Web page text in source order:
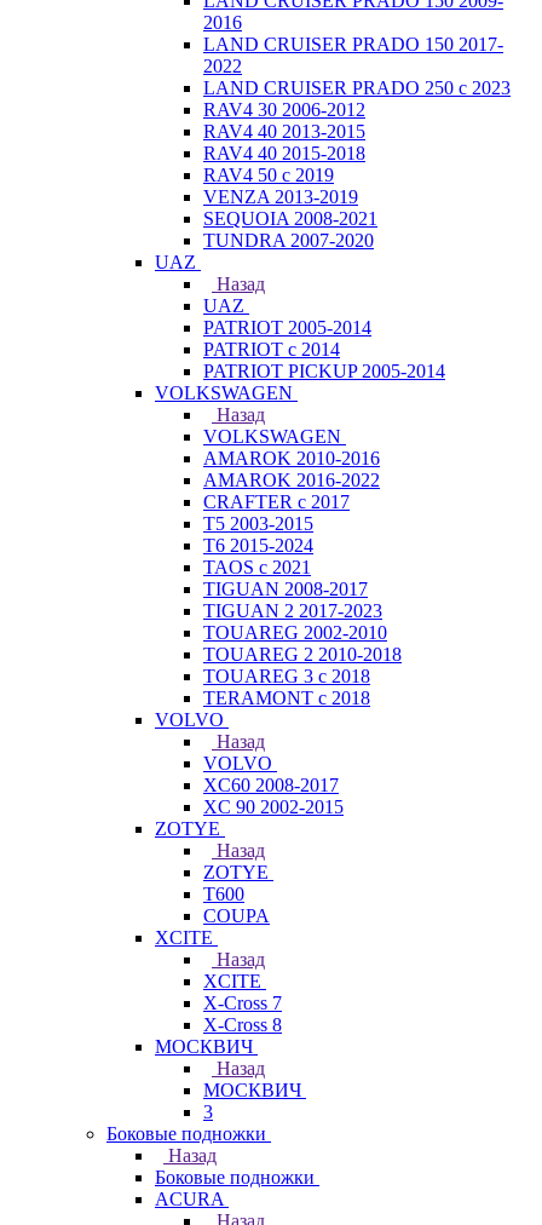
2016
LAND CRUISER PRADO 150 2017-
2022
LAND CRUISER PRADO 250 с 2023
RAV4 30 2006-2012
RAV4 40 2013-2015
RAV4 40 2015-2018
RAV4 50 с 2019
VENZA 2013-2019
SEQUOIA 2008-2021
TUNDRA 2007-2020
UAZ
Назад
UAZ
PATRIOT 2005-2014
PATRIOT с 2014
PATRIOT PICKUP 2005-2014
VOLKSWAGEN
Назад
VOLKSWAGEN
AMAROK 2010-2016
AMAROK 2016-2022
CRAFTER с 2017
T5 2003-2015
T6 2015-2024
TAOS с 2021
TIGUAN 2008-2017
TIGUAN 2 2017-2023
TOUAREG 2002-2010
TOUAREG 2 2010-2018
TOUAREG 3 с 2018
TERAMONT с 2018
VOLVO
Назад
VOLVO
XC60 2008-2017
XC 90 2002-2015
ZOTYE
Назад
ZOTYE
T600
COUPA
XCITE
Назад
XCITE
X-Cross 7
X-Cross 8
МОСКВИЧ
Назад
МОСКВИЧ
3
Боковые подножки
Назад
Боковые подножки
ACURA
Назад